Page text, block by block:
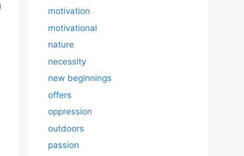
motivation
motivational
nature
necessity
new beginnings
offers
oppression
outdoors
passion